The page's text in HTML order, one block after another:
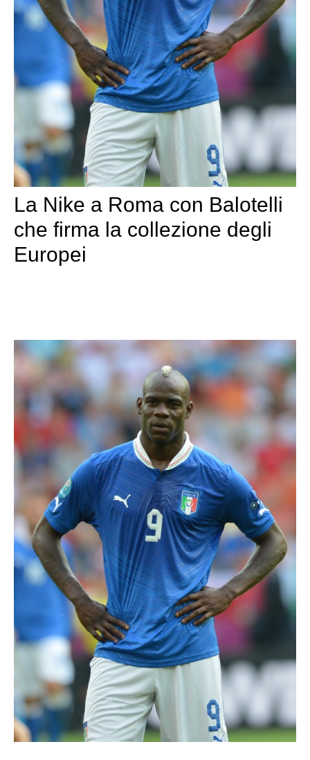
La Nike a Roma con Balotelli
che firma la collezione degli
Europei